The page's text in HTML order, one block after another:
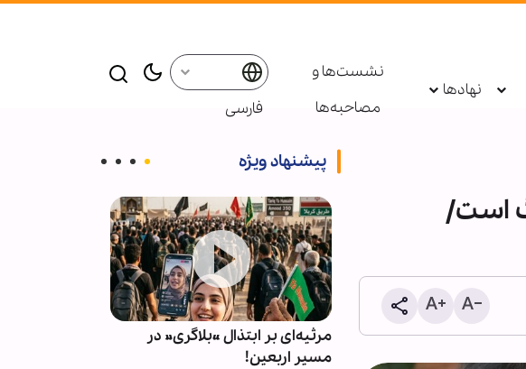
نهادها
نشست‌ها و
مصاحبه‌ها
فارسی
است/
پیشنهاد ویژه
«نوبت منه» با صدای حاج
هلالی منتشر شد + ویدیو
مرثیه‌ای بر ابتذال «بلاگری» در
مسیر اربعین!